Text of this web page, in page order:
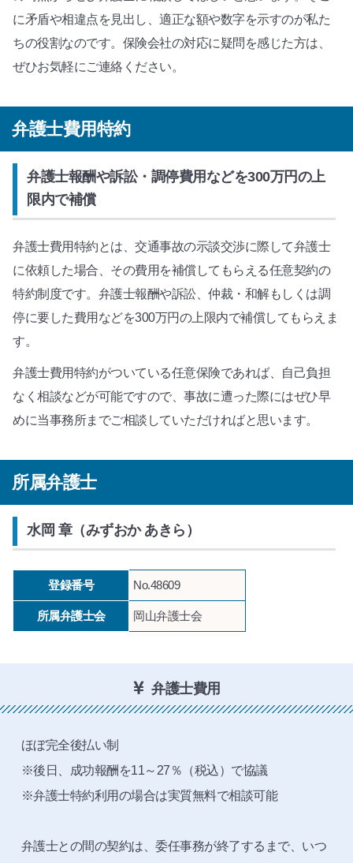
に矛盾や相違点を見出し、適正な額や数字を示すのが私た
ちの役割なのです。保険会社の対応に疑問を感じた方は、
ぜひお気軽にご連絡ください。
弁護士費用特約
弁護士報酬や訴訟・調停費用などを300万円の上
限内で補償
弁護士費用特約とは、交通事故の示談交渉に際して弁護士
に依頼した場合、その費用を補償してもらえる任意契約の
特約制度です。弁護士報酬や訴訟、仲裁・和解もしくは調
停に要した費用などを300万円の上限内で補償してもらえま
す。
弁護士費用特約がついている任意保険であれば、自己負担
なく相談などが可能ですので、事故に遭った際にはぜひ早
めに当事務所までご相談していただければと思います。
所属弁護士
水岡 章（みずおか あきら）
登録番号 No.48609
所属弁護士会 岡山弁護士会
弁護士費用
ほぼ完全後払い制
※後日、成功報酬を11～27％（税込）で協議
※弁護士特約利用の場合は実質無料で相談可能
弁護士との間の契約は、委任事務が終了するまで、いつ